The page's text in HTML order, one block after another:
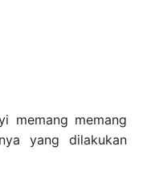
memang memang
yang dilakukan